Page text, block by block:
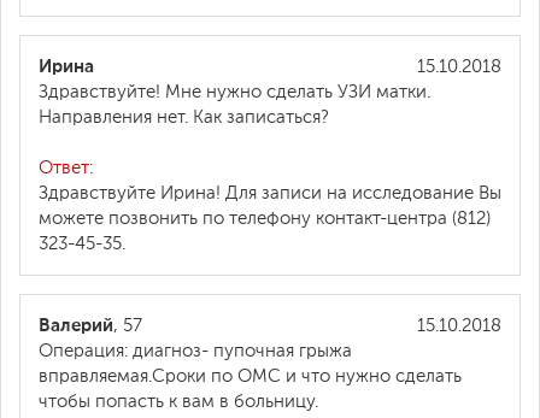
15.10.2018
Ирина
Здравствуйте! Мне нужно сделать УЗИ матки.
Направления нет. Как записаться?
Ответ:
Здравствуйте Ирина! Для записи на исследование Вы
можете позвонить по телефону контакт-центра (812)
323-45-35.
15.10.2018
Валерий, 57
Операция: диагноз- пупочная грыжа
вправляемая.Сроки по ОМС и что нужно сделать
чтобы попасть к вам в больницу.